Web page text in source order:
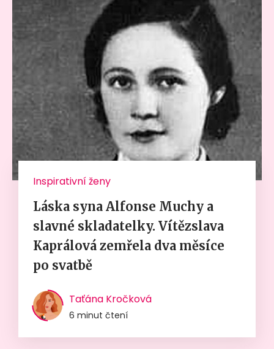
Inspirativní ženy
Láska syna Alfonse Muchy a
slavné skladatelky. Vítězslava
Kaprálová zemřela dva měsíce
po svatbě
Taťána Kročková
6 minut čtení